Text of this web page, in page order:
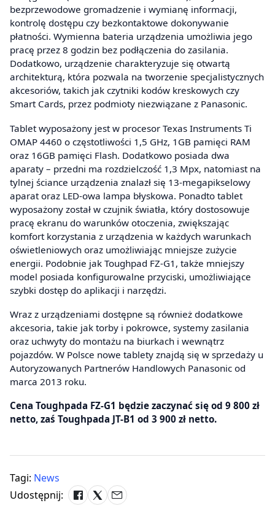
bezprzewodowe gromadzenie i wymianę informacji,
kontrolę dostępu czy bezkontaktowe dokonywanie
płatności. Wymienna bateria urządzenia umożliwia jego
pracę przez 8 godzin bez podłączenia do zasilania.
Dodatkowo, urządzenie charakteryzuje się otwartą
architekturą, która pozwala na tworzenie specjalistycznych
akcesoriów, takich jak czytniki kodów kreskowych czy
Smart Cards, przez podmioty niezwiązane z Panasonic.
Tablet wyposażony jest w procesor Texas Instruments Ti
OMAP 4460 o częstotliwości 1,5 GHz, 1GB pamięci RAM
oraz 16GB pamięci Flash. Dodatkowo posiada dwa
aparaty – przedni ma rozdzielczość 1,3 Mpx, natomiast na
tylnej ściance urządzenia znalazł się 13-megapikselowy
aparat oraz LED-owa lampa błyskowa. Ponadto tablet
wyposażony został w czujnik światła, który dostosowuje
pracę ekranu do warunków otoczenia, zwiększając
komfort korzystania z urządzenia w każdych warunkach
oświetleniowych oraz umożliwiając mniejsze zużycie
energii. Podobnie jak Toughpad FZ-G1, także mniejszy
model posiada konfigurowalne przyciski, umożliwiające
szybki dostęp do aplikacji i narzędzi.
Wraz z urządzeniami dostępne są również dodatkowe
akcesoria, takie jak torby i pokrowce, systemy zasilania
oraz uchwyty do montażu na biurkach i wewnątrz
pojazdów. W Polsce nowe tablety znajdą się w sprzedaży u
Autoryzowanych Partnerów Handlowych Panasonic od
marca 2013 roku.
Cena Toughpada FZ-G1 będzie zaczynać się od 9 800 zł
netto, zaś Toughpada JT-B1 od 3 900 zł netto.
Tagi: News
Udostępnij: